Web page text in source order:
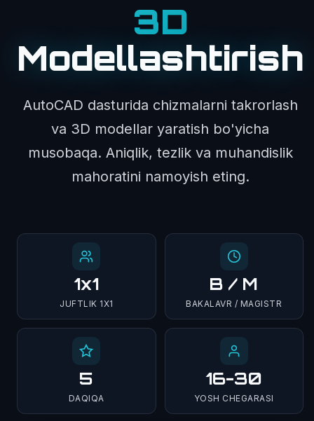
3D
Modellashtirish
AutoCAD dasturida chizmalarni takrorlash
va 3D modellar yaratish bo'yicha
musobaqa. Aniqlik, tezlik va muhandislik
mahoratini namoyish eting.
1x1
JUFTLIK 1X1
B / M
BAKALAVR / MAGISTR
5
DAQIQA
16-30
YOSH CHEGARASI